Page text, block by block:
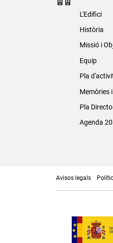
L'Edifici
Història
Missió i
Equip
Pla
Memòries
Pla
Agenda
Avisos legals